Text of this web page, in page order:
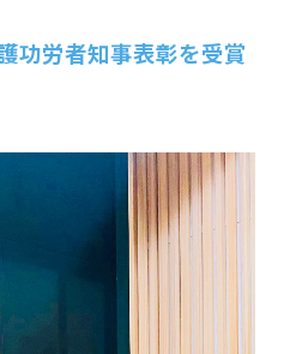
功労者知事表彰を受賞